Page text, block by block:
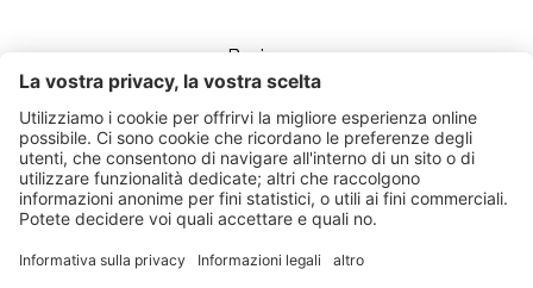
Business
©2026 VI.P coop. soc. agricola
Part. IVA • IT00725570212